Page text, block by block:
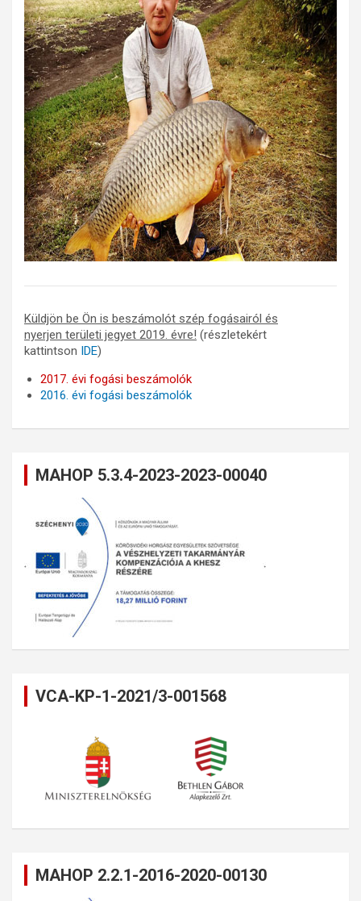
Küldjön be Ön is beszámolót szép fogásairól és
nyerjen területi jegyet 2019. évre! (részletekért
kattintson IDE)
2017. évi fogási beszámolók
2016. évi fogási beszámolók
MAHOP 5.3.4-2023-2023-00040
VCA-KP-1-2021/3-001568
MAHOP 2.2.1-2016-2020-00130